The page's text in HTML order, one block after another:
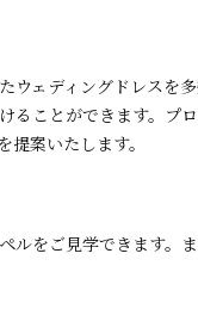
ウェディングドレスを
ることができます。プ
案いたします。
ルをご見学できます。